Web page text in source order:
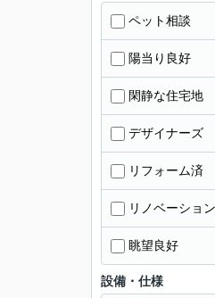
ペット相談
陽当り良好
閑静な住宅地
デザイナーズ
リフォーム済
リノベーショ
眺望良好
設備・仕様